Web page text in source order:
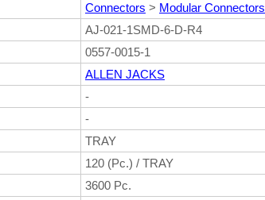
Connectors > Modular Connectors
AJ-021-1SMD-6-D-R4
0557-0015-1
ALLEN JACKS
-
-
TRAY
120 (Pc.) / TRAY
3600 Pc.